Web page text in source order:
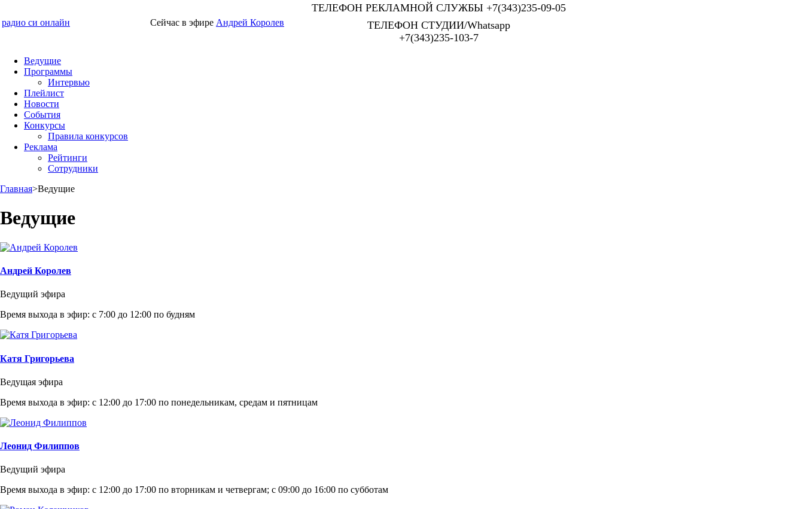
радио си онлайн Сейчас в эфире Андрей Королев
ТЕЛЕФОН РЕКЛАМНОЙ СЛУЖБЫ +7(343)235-09-05
ТЕЛЕФОН СТУДИИ/Whatsapp
+7(343)235-103-7
Ведущие
Программы
Интервью
Плейлист
Новости
События
Конкурсы
Правила конкурсов
Реклама
Рейтинги
Сотрудники
Главная>Ведущие
Ведущие
Андрей Королев
Ведущий эфира
Время выхода в эфир: с 7:00 до 12:00 по будням
Катя Григорьева
Ведущая эфира
Время выхода в эфир: с 12:00 до 17:00 по понедельникам, средам и пятницам
Леонид Филиппов
Ведущий эфира
Время выхода в эфир: с 12:00 до 17:00 по вторникам и четвергам; с 09:00 до 16:00 по субботам